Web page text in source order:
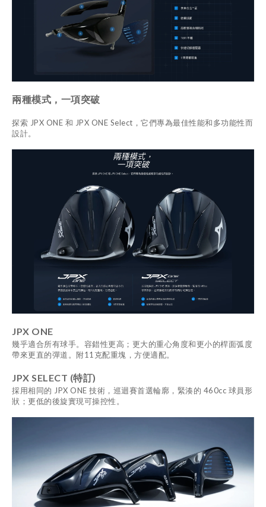
兩種模式， 一項突破
探索 JPX ONE 和 JPX ONE Select，它們專為最佳性能和多功能性而
設計。
JPX ONE
幾乎適合所有球手。容錯性更高；更大的重心角度和更小的桿面弧度
帶來更直的彈道。附11克配重塊，方便適配。
JPX SELECT (特訂)
採用相同的 JPX ONE 技術，巡迴賽首選輪廓，緊湊的 460cc 球員形
狀；更低的後旋實現可操控性。